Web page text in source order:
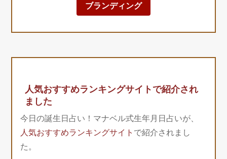
ブランディング
人気おすすめランキングサイトで紹介され
ました
今日の誕生日占い！マナベル式生年月日占いが、
人気おすすめランキングサイト で紹介されまし
た。